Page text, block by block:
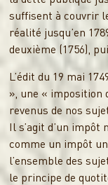
suffisent à couvrir
réalité jusqu’en
deuxième (1756),
L’édit du 19 mai
», une « imposition
revenus de nos
Il s’agit d’un
comme un impôt
l’ensemble des
le principe de